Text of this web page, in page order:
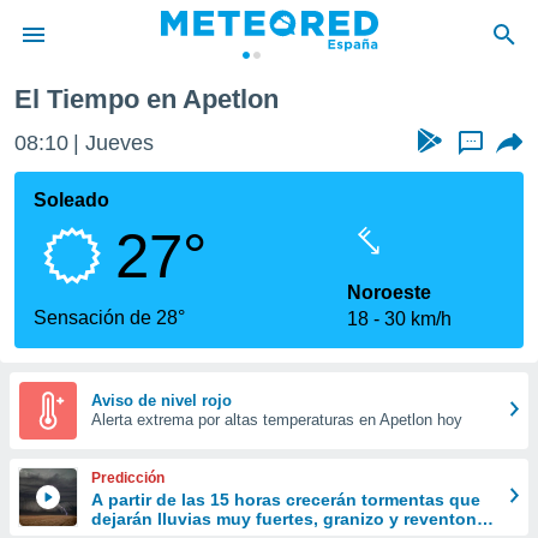
de
por
que se
calidad.
a este
las
y
forma
digital
basada
El Tiempo en Apetlon
08:10 Jueves ...
Soleado
27°
Sensación de 28°
Noroeste
18
30 km/h
Aviso de nivel rojo
Alerta extrema por altas temperaturas en Apetlon hoy
Predicción
A partir de las 15 horas crecerán tormentas que
dejarán lluvias muy fuertes, granizo y reventones